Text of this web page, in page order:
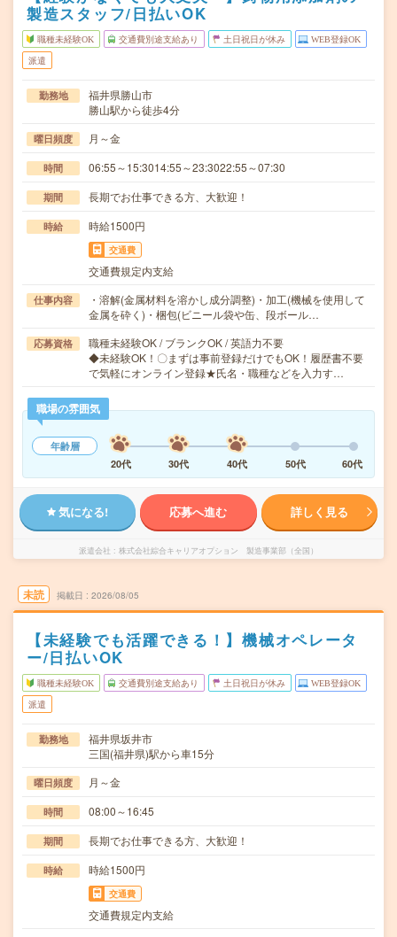
製造スタッフ/日払いOK
職種未経験OK 交通費別途支給あり 土日祝日が休み WEB登録OK
派遣
勤務地
福井県勝山市
勝山駅から徒歩4分
曜日頻度 月～金
時間 06:55～15:3014:55～23:3022:55～07:30
期間 長期でお仕事できる方、大歓迎！
時給 時給1500円
交通費
交通費規定内支給
仕事内容
・溶解(金属材料を溶かし成分調整)・加工(機械を使用して
金属を砕く)・梱包(ビニール袋や缶、段ボール…
応募資格
職種未経験OK / ブランクOK / 英語力不要
◆未経験OK！〇まずは事前登録だけでもOK！履歴書不要
で気軽にオンライン登録★氏名・職種などを入力す…
職場の雰囲気
年齢層
20代
30代 40代 50代 60代
気になる! 応募へ進む 詳しく見る
派遣会社 株式会社綜合キャリアオプション 製造事業部（全国）
未読 掲載日 2026/08/05
【未経験でも活躍できる！】機械オペレータ
ー/日払いOK
職種未経験OK 交通費別途支給あり 土日祝日が休み WEB登録OK
派遣
勤務地
福井県坂井市
三国(福井県)駅から車15分
曜日頻度 月～金
時間 08:00～16:45
期間 長期でお仕事できる方、大歓迎！
時給 時給1500円
交通費
交通費規定内支給